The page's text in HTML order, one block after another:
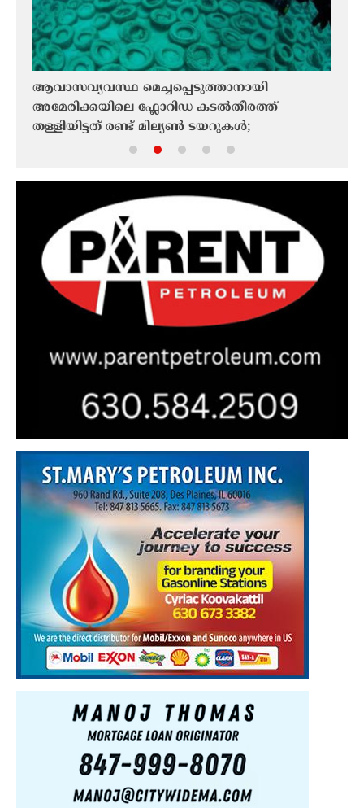
ആവാസവ്യവസ്ഥ മെച്ചപ്പെടുത്താനായി
അമേരിക്കയിലെ ഫ്ലോറിഡ കടൽതീരത്ത്
തള്ളിയിട്ടത് രണ്ട് മില്യൺ ടയറുകൾ;
അരനൂറ്റാണ്ടിന് ശേഷവും ശുചീകരണം തുടരുന്നു